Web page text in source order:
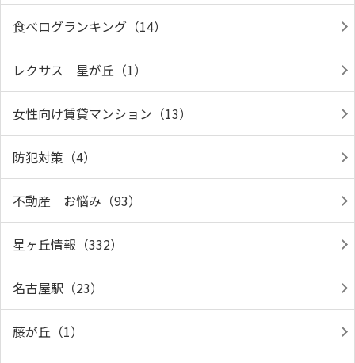
食べログランキング（14）
レクサス 星が丘（1）
女性向け賃貸マンション（13）
防犯対策（4）
不動産 お悩み（93）
星ヶ丘情報（332）
名古屋駅（23）
藤が丘（1）